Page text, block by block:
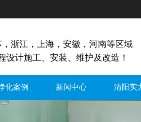
浙江，上海，安徽，河南等区域
设计施工、安装、维护及改造！
化案例 新闻中心 清阳实